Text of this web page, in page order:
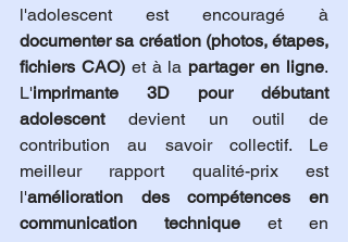
documenter sa création (photos, étapes,
fichiers CAO) et à la partager en ligne.
L'imprimante 3D pour débutant
adolescent devient un outil de
contribution au savoir collectif. Le
meilleur rapport qualité-prix est
l'amélioration des compétences en
communication technique et en